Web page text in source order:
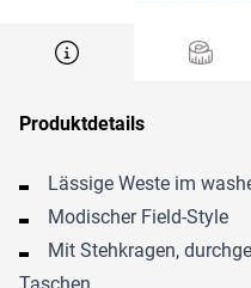
Produktdetails
Lässige Weste im
Modischer Field-Style
Mit Stehkragen,
Taschen